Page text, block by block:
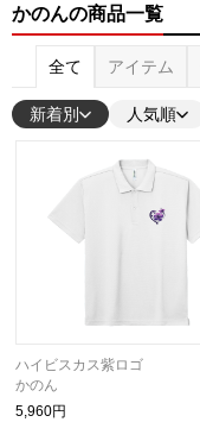
かのんの商品一覧
全て アイテム
新着別 人気順
ハイビスカス紫ロゴ
かのん
5,960円